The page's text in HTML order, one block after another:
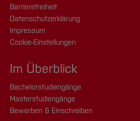
Barrierefreiheit
Datenschutzerklärung
Impressum
Cookie-Einstellungen
Im Überblick
Bachelorstudiengänge
Masterstudiengänge
Bewerben & Einschreiben